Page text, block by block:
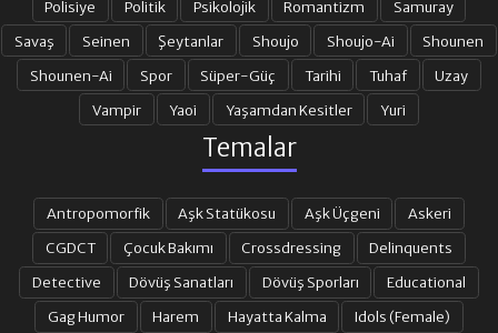
Polisiye Politik Psikolojik Romantizm
Samuray
Savaş
Seinen Şeytanlar Shoujo Shoujo-Ai
Shounen
Shounen-Ai
Spor Süper-Güç Tarihi Tuhaf
Uzay
Vampir
Yaoi Yaşamdan Kesitler Yuri
Temalar
Antropomorfik Aşk Statükosu Aşk Üçgeni
Askeri
CGDCT
Çocuk Bakımı Crossdressing
Delinquents
Detective
Dövüş Sanatları Dövüş Sporları
Educational
Gag Humor
Harem Hayatta Kalma
Idols (Female)